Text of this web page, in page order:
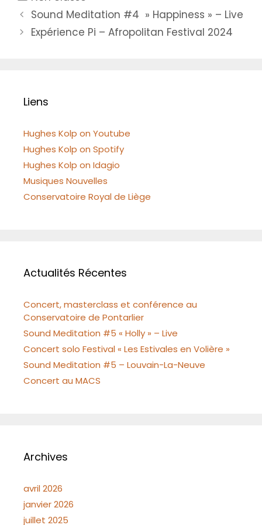
Sound Meditation #4 » Happiness » – Live
Expérience Pi – Afropolitan Festival 2024
Liens
Hughes Kolp on Youtube
Hughes Kolp on Spotify
Hughes Kolp on Idagio
Musiques Nouvelles
Conservatoire Royal de Liège
Actualités Récentes
Concert, masterclass et conférence au
Conservatoire de Pontarlier
Sound Meditation #5 « Holly » – Live
Concert solo Festival « Les Estivales en Volière »
Sound Meditation #5 – Louvain-La-Neuve
Concert au MACS
Archives
avril 2026
janvier 2026
juillet 2025